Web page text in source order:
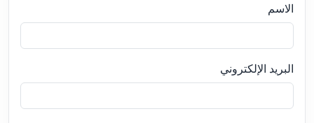
الاسم
البريد الإلكتروني